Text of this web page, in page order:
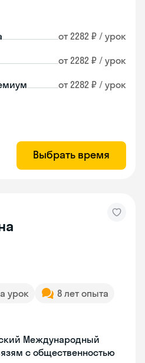
от 2282 ₽ / урок
от 2282 ₽ / урок
от 2282 ₽ / урок
Выбрать время
урок
8 лет опыта
Международный
с общественностью